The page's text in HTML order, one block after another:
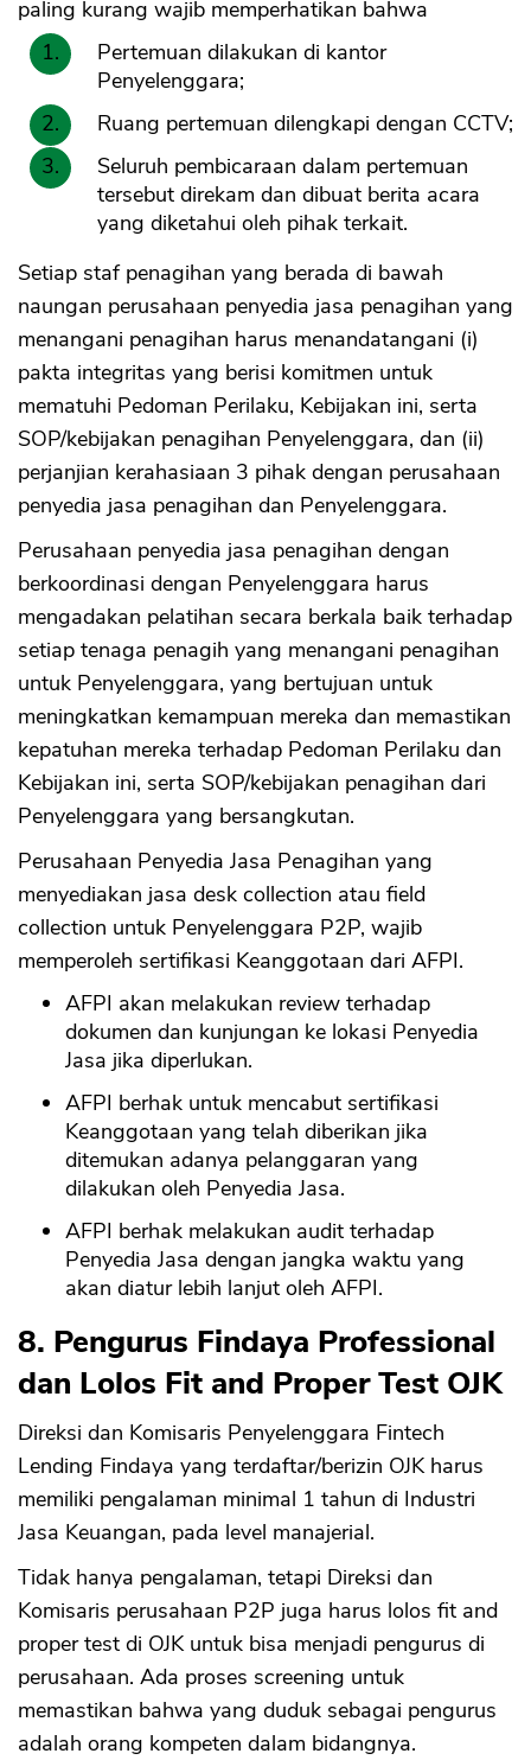
paling kurang wajib memperhatikan bahwa
Pertemuan dilakukan di kantor
Penyelenggara;
Ruang pertemuan dilengkapi dengan CCTV;
Seluruh pembicaraan dalam pertemuan
tersebut direkam dan dibuat berita acara
yang diketahui oleh pihak terkait.
Setiap staf penagihan yang berada di bawah
naungan perusahaan penyedia jasa penagihan yang
menangani penagihan harus menandatangani (i)
pakta integritas yang berisi komitmen untuk
mematuhi Pedoman Perilaku, Kebijakan ini, serta
SOP/kebijakan penagihan Penyelenggara, dan (ii)
perjanjian kerahasiaan 3 pihak dengan perusahaan
penyedia jasa penagihan dan Penyelenggara.
Perusahaan penyedia jasa penagihan dengan
berkoordinasi dengan Penyelenggara harus
mengadakan pelatihan secara berkala baik terhadap
setiap tenaga penagih yang menangani penagihan
untuk Penyelenggara, yang bertujuan untuk
meningkatkan kemampuan mereka dan memastikan
kepatuhan mereka terhadap Pedoman Perilaku dan
Kebijakan ini, serta SOP/kebijakan penagihan dari
Penyelenggara yang bersangkutan.
Perusahaan Penyedia Jasa Penagihan yang
menyediakan jasa desk collection atau field
collection untuk Penyelenggara P2P, wajib
memperoleh sertifikasi Keanggotaan dari AFPI.
AFPI akan melakukan review terhadap
dokumen dan kunjungan ke lokasi Penyedia
Jasa jika diperlukan.
AFPI berhak untuk mencabut sertifikasi
Keanggotaan yang telah diberikan jika
ditemukan adanya pelanggaran yang
dilakukan oleh Penyedia Jasa.
AFPI berhak melakukan audit terhadap
Penyedia Jasa dengan jangka waktu yang
akan diatur lebih lanjut oleh AFPI.
8. Pengurus Findaya Professional
dan Lolos Fit and Proper Test OJK
Direksi dan Komisaris Penyelenggara Fintech
Lending Findaya yang terdaftar/berizin OJK harus
memiliki pengalaman minimal 1 tahun di Industri
Jasa Keuangan, pada level manajerial.
Tidak hanya pengalaman, tetapi Direksi dan
Komisaris perusahaan P2P juga harus lolos fit and
proper test di OJK untuk bisa menjadi pengurus di
perusahaan. Ada proses screening untuk
memastikan bahwa yang duduk sebagai pengurus
adalah orang kompeten dalam bidangnya.